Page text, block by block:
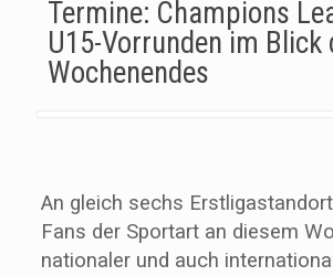
Termine: Champions
U15-Vorrunden im Blick
Wochenendes
An gleich sechs
Fans der Sportart an diesem
nationaler und auch